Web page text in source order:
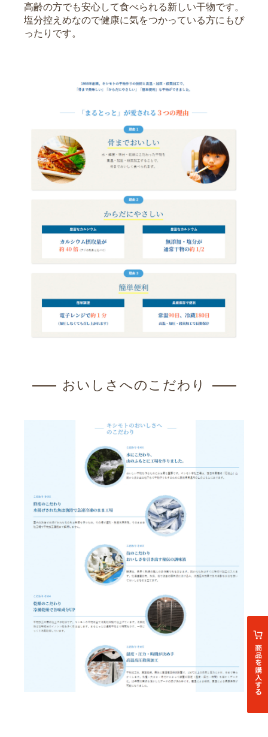
お買い物を続ける カートへ進む
高齢の方でも安心して食べられる新しい干物です。
塩分控えめなので健康に気をつかっている方にもぴ
ったりです。
おいしさへのこだわり